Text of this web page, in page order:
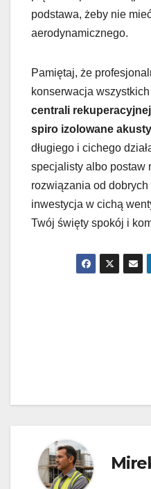
podstawa, żeby nie
aerodynamicznego.
Pamiętaj, że
konserwacja
centrali rekuperacyjnej
spiro izolowane
długiego i cichego
specjalisty albo postaw
rozwiązania od
inwestycja w cichą
Twój święty spokój i